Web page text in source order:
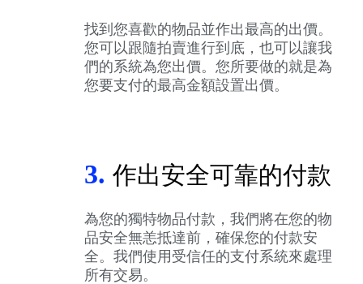
找到您喜歡的物品並作出最高的出價。
您可以跟隨拍賣進行到底，也可以讓我
們的系統為您出價。您所要做的就是為
您要支付的最高金額設置出價。
3. 作出安全可靠的付款
為您的獨特物品付款，我們將在您的物
品安全無恙抵達前，確保您的付款安
全。我們使用受信任的支付系統來處理
所有交易。